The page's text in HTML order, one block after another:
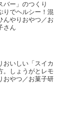
バー」のつくり
りでヘルシー！混
んやりおやつ／お
さん
おいしい「スイカ
。しょうがとレモ
おやつ／お菓子研